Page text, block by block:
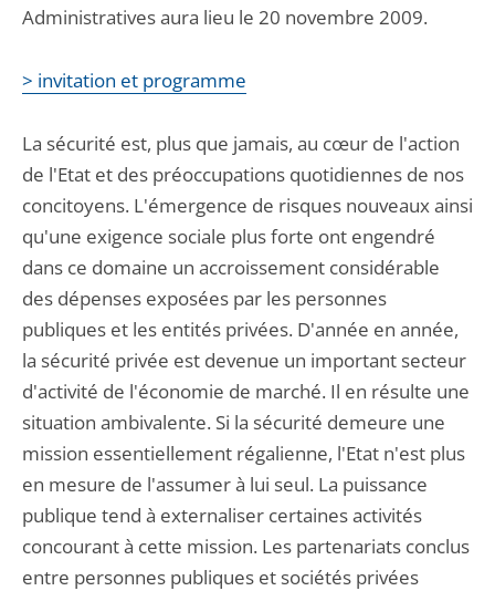
Administratives aura lieu le 20 novembre 2009.
> invitation et programme
La sécurité est, plus que jamais, au cœur de l'action
de l'Etat et des préoccupations quotidiennes de nos
concitoyens. L'émergence de risques nouveaux ainsi
qu'une exigence sociale plus forte ont engendré
dans ce domaine un accroissement considérable
des dépenses exposées par les personnes
publiques et les entités privées. D'année en année,
la sécurité privée est devenue un important secteur
d'activité de l'économie de marché. Il en résulte une
situation ambivalente. Si la sécurité demeure une
mission essentiellement régalienne, l'Etat n'est plus
en mesure de l'assumer à lui seul. La puissance
publique tend à externaliser certaines activités
concourant à cette mission. Les partenariats conclus
entre personnes publiques et sociétés privées